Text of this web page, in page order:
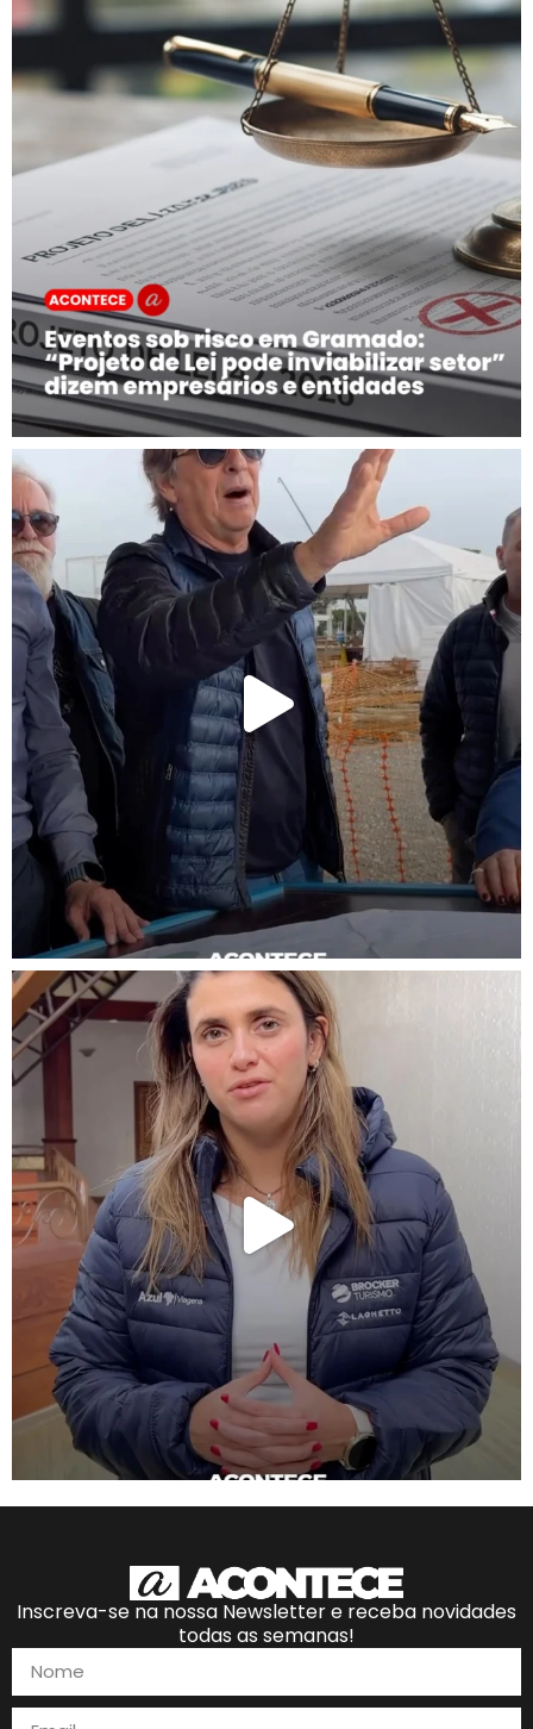
Inscreva-se na nossa Newsletter e receba novidades
todas as semanas!